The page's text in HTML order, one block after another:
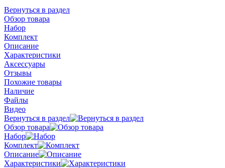
Вернуться в раздел
Обзор товара
Набор
Комплект
Описание
Характеристики
Аксессуары
Отзывы
Похожие товары
Наличие
Файлы
Видео
Вернуться в раздел
Обзор товара
Набор
Комплект
Описание
Характеристики